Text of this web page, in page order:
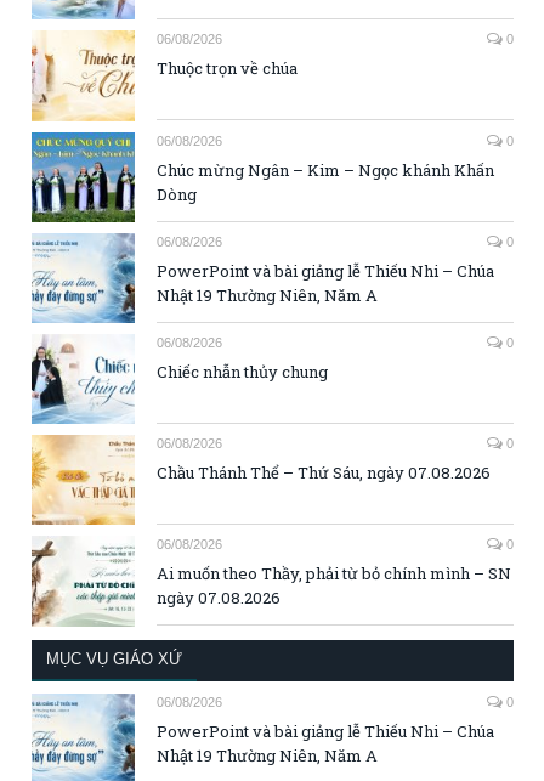
06/08/2026 0
Thuộc trọn về chúa
06/08/2026 0
Chúc mừng Ngân – Kim – Ngọc khánh Khấn
Dòng
06/08/2026 0
PowerPoint và bài giảng lễ Thiếu Nhi – Chúa
Nhật 19 Thường Niên, Năm A
06/08/2026 0
Chiếc nhẫn thủy chung
06/08/2026 0
Chầu Thánh Thể – Thứ Sáu, ngày 07.08.2026
06/08/2026 0
Ai muốn theo Thầy, phải từ bỏ chính mình – SN
ngày 07.08.2026
MỤC VỤ GIÁO XỨ
06/08/2026 0
PowerPoint và bài giảng lễ Thiếu Nhi – Chúa
Nhật 19 Thường Niên, Năm A